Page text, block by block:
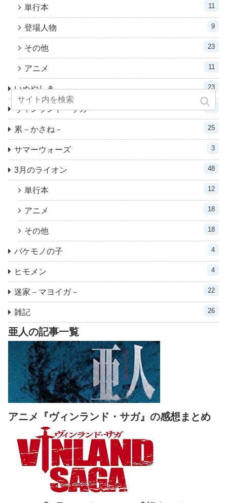
単行本 11
登場人物 9
その他 23
アニメ 11
いぬやしき 23
ヴィンランド・サガ 31
累－かさね－ 25
サマーウォーズ 3
3月のライオン 48
単行本 12
アニメ 18
その他 18
バケモノの子 4
ヒモメン 4
迷家－マヨイガ－ 22
雑記 26
亜人の記事一覧
アニメ『ヴィンランド・サガ』の感想まとめ